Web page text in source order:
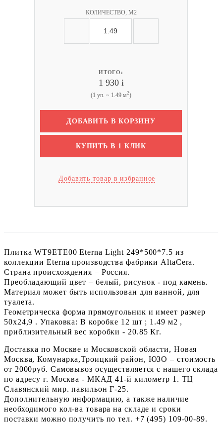
КОЛИЧЕСТВО, М2
ИТОГО:
1 930 i
(1 уп. ~ 1.49 м2)
ДОБАВИТЬ В КОРЗИНУ
КУПИТЬ В 1 КЛИК
Добавить товар в избранное
Плитка WT9ETE00 Eterna Light 249*500*7.5 из
коллекции Eterna производства фабрики AltaCera.
Страна происхождения – Россия.
Преобладающий цвет – белый, рисунок - под камень.
Материал может быть использован для ванной, для
туалета.
Геометрическа форма прямоугольник и имеет размер
50x24,9 . Упаковка: В коробке 12 шт ; 1.49 м2 ,
приблизительный вес коробки - 20.85 Кг.
Доставка по Москве и Московской области, Новая
Москва, Комунарка,Троицкий район, ЮЗО – стоимость
от 2000руб. Самовывоз осуществляется с нашего склада
по адресу г. Москва - МКАД 41-й километр 1. ТЦ
Славянский мир. павильон Г-25.
Дополнительную информацию, а также наличие
необходимого кол-ва товара на складе и сроки
поставки можно получить по тел. +7 (495) 109-00-89.